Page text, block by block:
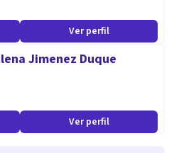
Ver perfil
Jimenez Duque
Ver perfil